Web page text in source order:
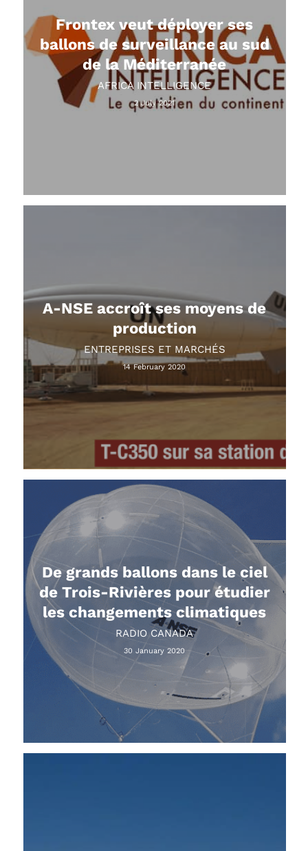
Frontex veut déployer ses
ballons de surveillance au sud
de la Méditerranée
AFRICA INTELLIGENCE
2 July 2021
A-NSE accroît ses moyens de
production
ENTREPRISES ET MARCHÉS
14 February 2020
De grands ballons dans le ciel
de Trois-Rivières pour étudier
les changements climatiques
RADIO CANADA
30 January 2020